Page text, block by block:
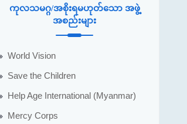
ကုလသမဂ္ဂ/အစိုးရမဟုတ်သော အဖွဲ့
အစည်းများ
World Vision
Save the Children
Help Age International (Myanmar)
Mercy Corps